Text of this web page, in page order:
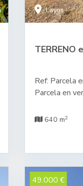
location_onLayos
TERRENO
Ref: Parcela
Parcela en
640 m2
49.000 €